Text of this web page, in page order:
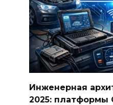
Инженерная
2025: платформы